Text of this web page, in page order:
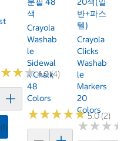
★★★
★★★4.0 (4)
에 담기
색
Crayola
Washab
Le
Sidewal
K Chalk
48
Colors
★★★★★
★★★★★5.0 (2)
반+파스
텔)
Crayola
Clicks
Washab
Le
Markers
20
Colors
★★★
★★★